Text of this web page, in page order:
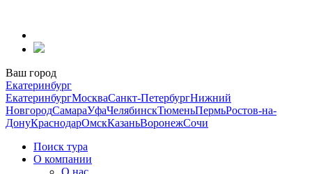
содержанию
Ваш город
Екатеринбург
ЕкатеринбургМоскваСанкт-ПетербургНижний
НовгородСамараУфаЧелябинскТюменьПермьРостов-на-
ДонуКраснодарОмскКазаньВоронежСочи
Поиск тура
О компании
О нас